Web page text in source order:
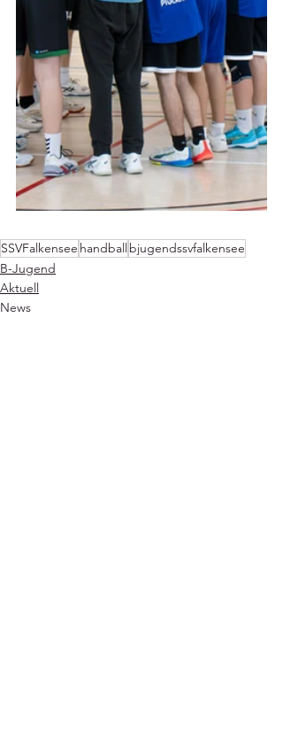
SSVFalkensee handball bjugendssvfalkensee
B-Jugend
Aktuell
News